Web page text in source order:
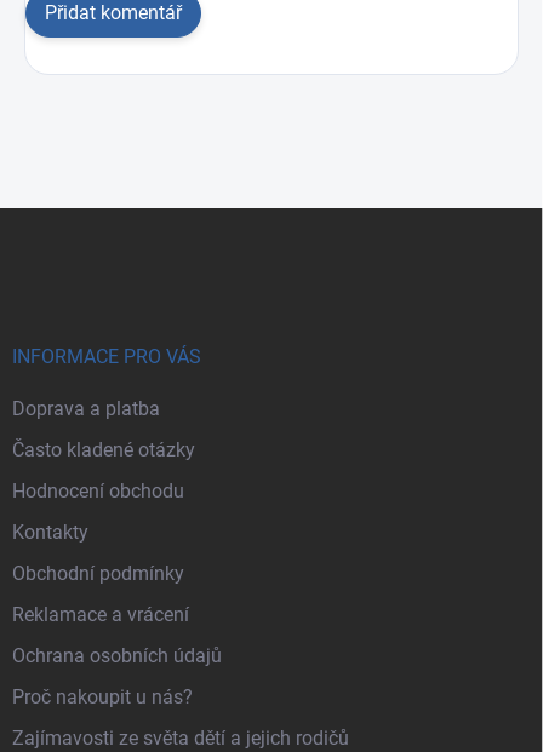
Přidat komentář
INFORMACE PRO VÁS
Doprava a platba
Často kladené otázky
Hodnocení obchodu
Kontakty
Obchodní podmínky
Reklamace a vrácení
Ochrana osobních údajů
Proč nakoupit u nás?
Zajímavosti ze světa dětí a jejich rodičů